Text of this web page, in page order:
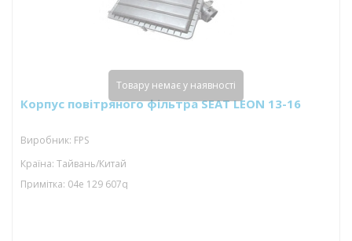
Корпус повітряного фільтра SEAT LEON 13-16
Виробник: FPS
Країна: Тайвань/Китай
Примітка: 04e 129 607q
Товару немає у наявності